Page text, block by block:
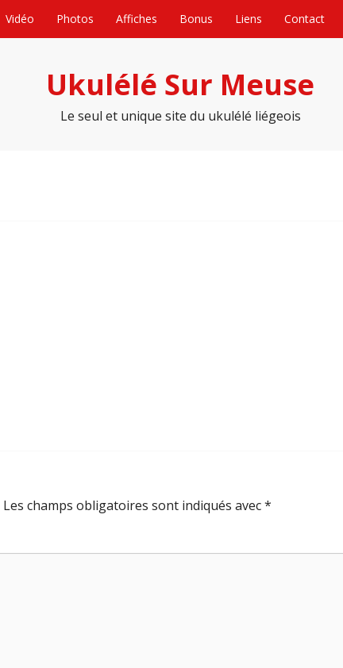
Vidéo Photos Affiches Bonus Liens Contact
Ukulélé Sur Meuse
Le seul et unique site du ukulélé liégeois
Les champs obligatoires sont indiqués avec*